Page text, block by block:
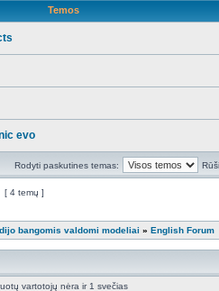
Temos
evo
Rodyti paskutines temas:
[ 4 temų ]
bangomis valdomi modeliai » English Forum
vartotojų nėra ir 1 svečias